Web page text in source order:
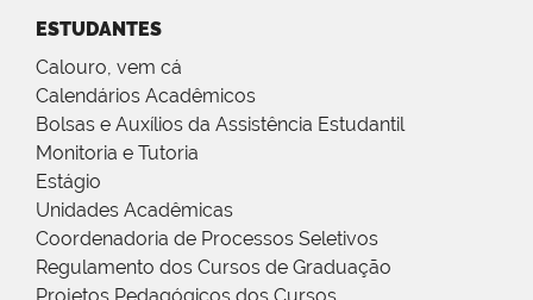
ESTUDANTES
Calouro, vem cá
Calendários Acadêmicos
Bolsas e Auxílios da Assistência Estudantil
Monitoria e Tutoria
Estágio
Unidades Acadêmicas
Coordenadoria de Processos Seletivos
Regulamento dos Cursos de Graduação